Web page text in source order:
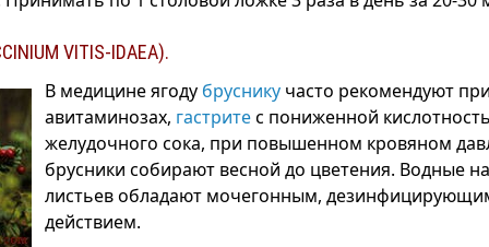
VITIS-IDAEA).
В медицине ягоду брусникучасто рекомендуют
авитаминозах, гастритес пониженной
желудочного сока, при повышенном кровяном
брусники собирают весной до цветения. Водные
листьев обладают мочегонным,
действием.